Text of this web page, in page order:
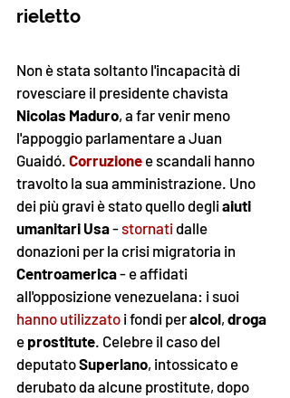
rieletto
Non è stata soltanto l'incapacità di
rovesciare il presidente chavista
Nicolas Maduro, a far venir meno
l'appoggio parlamentare a Juan
Guaidó. Corruzione e scandali hanno
travolto la sua amministrazione. Uno
dei più gravi è stato quello degli aiuti
umanitari Usa - stornati dalle
donazioni per la crisi migratoria in
Centroamerica - e affidati
all'opposizione venezuelana: i suoi
hanno utilizzato i fondi per alcol, droga
e prostitute. Celebre il caso del
deputato Superlano, intossicato e
derubato da alcune prostitute, dopo